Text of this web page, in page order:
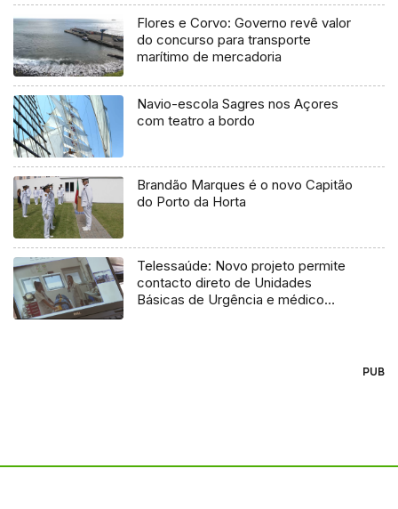
Flores e Corvo: Governo revê valor
do concurso para transporte
marítimo de mercadoria
Navio-escola Sagres nos Açores
com teatro a bordo
Brandão Marques é o novo Capitão
do Porto da Horta
Telessaúde: Novo projeto permite
contacto direto de Unidades
Básicas de Urgência e médico
PUB